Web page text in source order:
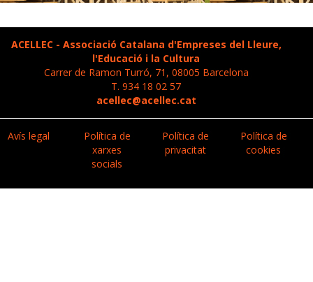
ACELLEC - Associació Catalana d'Empreses del Lleure,
l'Educació i la Cultura
Carrer de Ramon Turró, 71, 08005 Barcelona
T. 934 18 02 57
acellec@acellec.cat
Avís legal
Política de
xarxes
socials
Política de
privacitat
Política de
cookies